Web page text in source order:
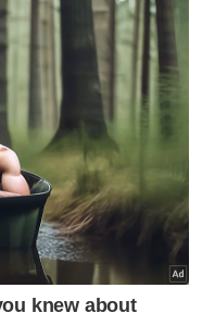
Kesihatan
berupaya
maut